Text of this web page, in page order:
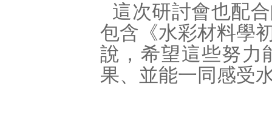
這次研討會也配
包含《水彩材料學
說，希望這些努力
果、並能一同感受